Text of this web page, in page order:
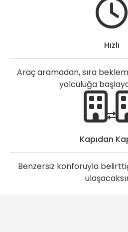
Hızlı
Araç aramadan, sıra
yolculuğa
Kapıdan
Benzersiz konforuyla